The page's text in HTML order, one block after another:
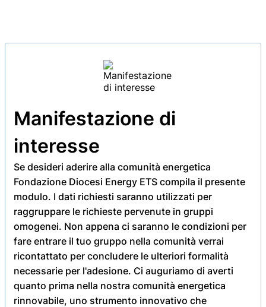
Manifestazione di
interesse
Se desideri aderire alla comunità energetica
Fondazione Diocesi Energy ETS compila il presente
modulo. I dati richiesti saranno utilizzati per
raggruppare le richieste pervenute in gruppi
omogenei. Non appena ci saranno le condizioni per
fare entrare il tuo gruppo nella comunità verrai
ricontattato per concludere le ulteriori formalità
necessarie per l'adesione. Ci auguriamo di averti
quanto prima nella nostra comunità energetica
rinnovabile, uno strumento innovativo che